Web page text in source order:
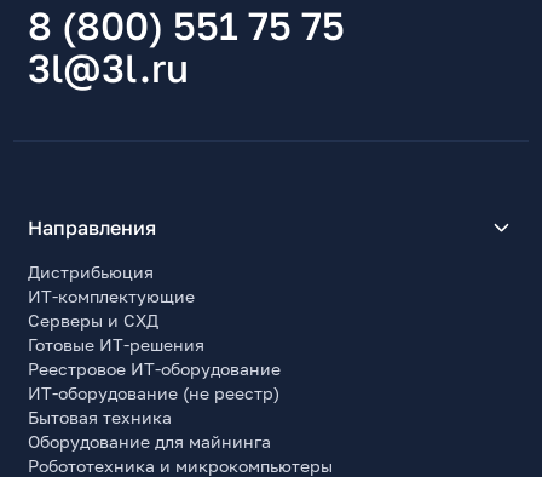
8 (800) 551 75 75
3l@3l.ru
Направления
Дистрибьюция
ИТ-комплектующие
Серверы и СХД
Готовые ИТ-решения
Реестровое ИТ-оборудование
ИТ-оборудование (не реестр)
Бытовая техника
Оборудование для майнинга
Робототехника и микрокомпьютеры